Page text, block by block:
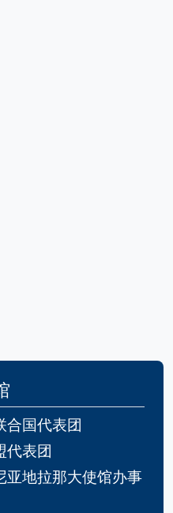
合国代表团
代表团
亚地拉那大使馆办事